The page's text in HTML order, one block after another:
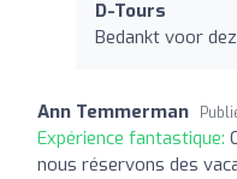
D-Tours
Bedankt voor
Ann Temmerman
Expérience fantastique:
nous réservons des